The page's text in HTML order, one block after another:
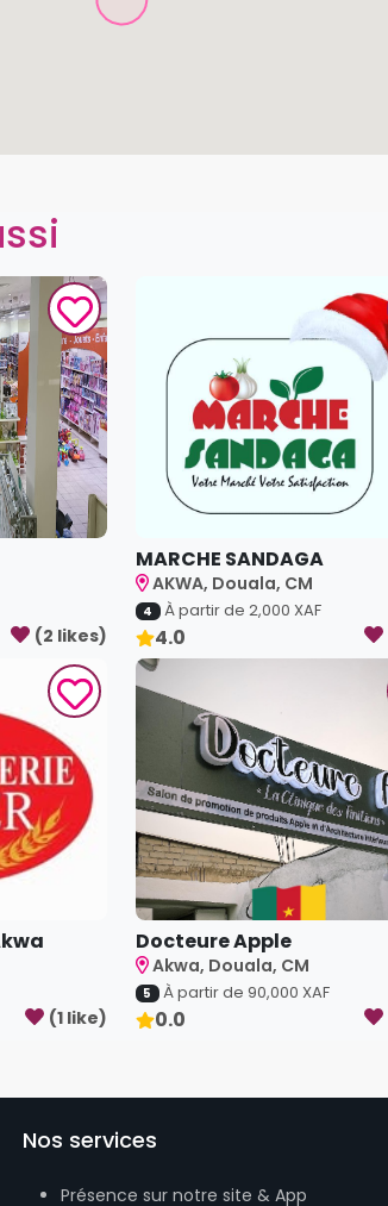
(2 likes)
MARCHE SANDAGA
AKWA, Douala, CM
4 À partir de 2,000 XAF
4.0
(1 like)
Docteure Apple
Akwa, Douala, CM
5 À partir de 90,000 XAF
0.0
Nos services
Présence sur notre site & App